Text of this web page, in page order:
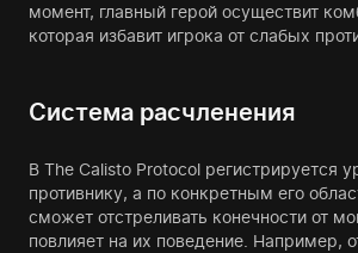
момент, главный герой осуществит
которая избавит игрока от слабых
Система расчленения
В The Calisto Protocol регистрируется
противнику, а по конкретным его
сможет отстреливать конечности от
повлияет на их поведение. Например,